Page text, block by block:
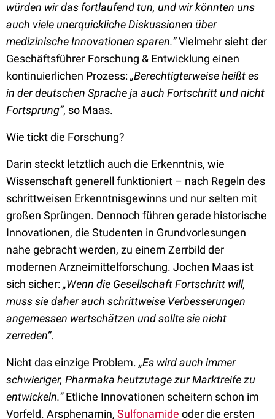
würden wir das fortlaufend tun, und wir könnten uns
auch viele unerquickliche Diskussionen über
medizinische Innovationen sparen.“Vielmehr sieht der
Geschäftsführer Forschung & Entwicklung einen
kontinuierlichen Prozess:„Berechtigterweise heißt es
in der deutschen Sprache ja auch Fortschritt und nicht
Fortsprung“, so Maas.
Wie tickt die Forschung?
Darin steckt letztlich auch die Erkenntnis, wie
Wissenschaft generell funktioniert – nach Regeln des
schrittweisen Erkenntnisgewinns und nur selten mit
großen Sprüngen. Dennoch führen gerade historische
Innovationen, die Studenten in Grundvorlesungen
nahe gebracht werden, zu einem Zerrbild der
modernen Arzneimittelforschung. Jochen Maas ist
sich sicher:„Wenn die Gesellschaft Fortschritt will,
muss sie daher auch schrittweise Verbesserungen
angemessen wertschätzen und sollte sie nicht
zerreden“.
Nicht das einzige Problem. „Es wird auch immer
schwieriger, Pharmaka heutzutage zur Marktreife zu
entwickeln.“Etliche Innovationen scheitern schon im
Vorfeld. Arsphenamin, Sulfonamide oder die ersten